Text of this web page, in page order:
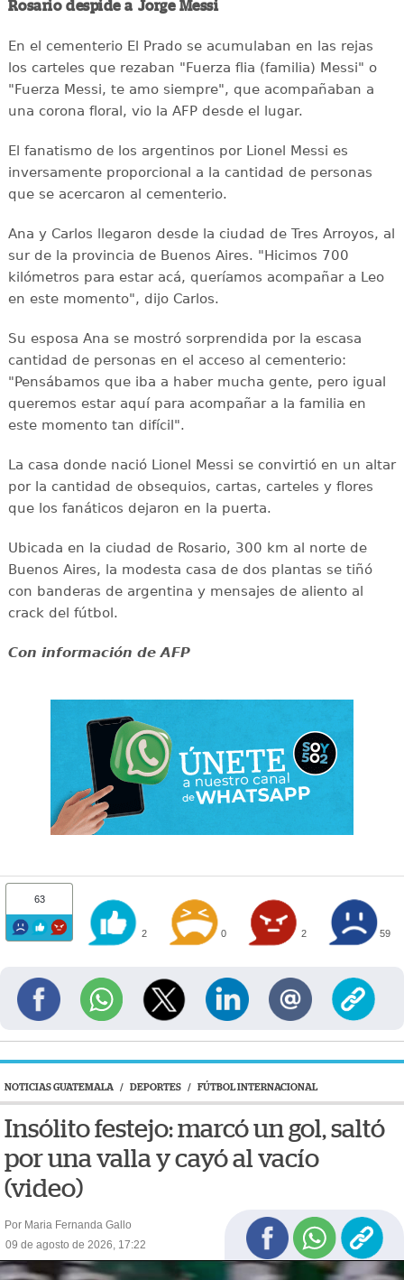
Rosario despide a Jorge Messi
En el cementerio El Prado se acumulaban en las rejas
los carteles que rezaban "Fuerza flia (familia) Messi" o
"Fuerza Messi, te amo siempre", que acompañaban a
una corona floral, vio la AFP desde el lugar.
El fanatismo de los argentinos por Lionel Messi es
inversamente proporcional a la cantidad de personas
que se acercaron al cementerio.
Ana y Carlos llegaron desde la ciudad de Tres Arroyos, al
sur de la provincia de Buenos Aires. "Hicimos 700
kilómetros para estar acá, queríamos acompañar a Leo
en este momento", dijo Carlos.
Su esposa Ana se mostró sorprendida por la escasa
cantidad de personas en el acceso al cementerio:
"Pensábamos que iba a haber mucha gente, pero igual
queremos estar aquí para acompañar a la familia en
este momento tan difícil".
La casa donde nació Lionel Messi se convirtió en un altar
por la cantidad de obsequios, cartas, carteles y flores
que los fanáticos dejaron en la puerta.
Ubicada en la ciudad de Rosario, 300 km al norte de
Buenos Aires, la modesta casa de dos plantas se tiñó
con banderas de argentina y mensajes de aliento al
crack del fútbol.
Con información de AFP
63
2 0 2 59
NOTICIAS GUATEMALA / DEPORTES / FÚTBOL INTERNACIONAL
Insólito festejo: marcó un gol, saltó
por una valla y cayó al vacío
(video)
Por Maria Fernanda Gallo
09 de agosto de 2026, 17:22